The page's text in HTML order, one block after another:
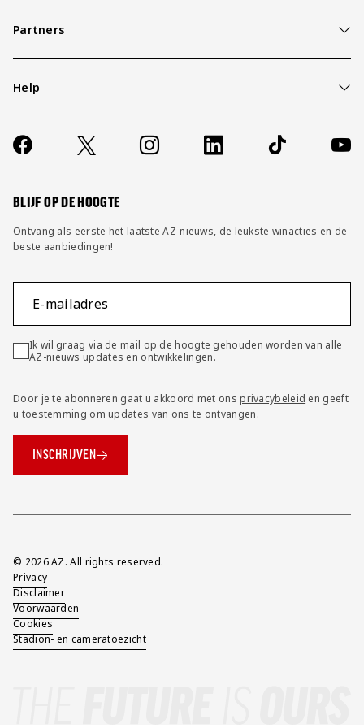
Partners
Help
Contact
FAQ
Socials
https://www.facebook.com/AZAlkmaar
X Instagram LinkedIn TikTok
BLIJF OP DE HOOGTE
Ontvang als eerste het laatste AZ-nieuws, de leukste winacties en de
beste aanbiedingen!
E-mailadres
Ik wil graag via de mail op de hoogte gehouden worden van alle
AZ-nieuws updates en ontwikkelingen.
Door je te abonneren gaat u akkoord met onsprivacybeleid en geeft
u toestemming om updates van ons te ontvangen.
INSCHRIJVEN
Overig
© 2026 AZ. All rights reserved.
Privacy
Disclaimer
Voorwaarden
Cookies
Stadion- en cameratoezicht